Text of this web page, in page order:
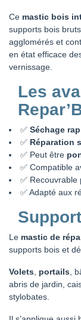
Ce mastic bois
supports bois
agglomérés et
en état efficace
vernissage.
Les
✅ Séchage
✅ Réparation
✅ Peut être
✅ Compatible
✅ Recouvrable
✅ Adapté aux
Le mastic de
supports bois et
Volets portails ,
abris de jardin,
stylobates.